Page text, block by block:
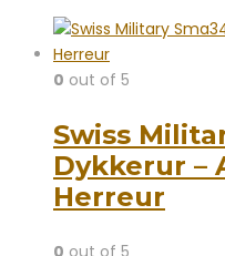
0 out of 5
Swiss
Dykkerur –
Herreur
0 out of 5